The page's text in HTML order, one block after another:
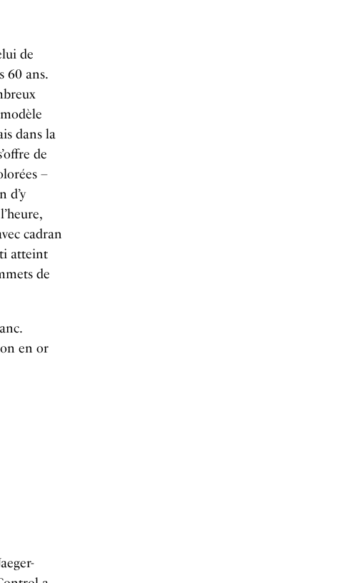
de
60 ans.
dans la
de
–
d’y
cadran
atteint
de
en or